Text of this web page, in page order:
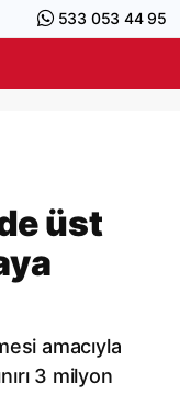
533 053 44 95
üst
amacıyla
3 milyon